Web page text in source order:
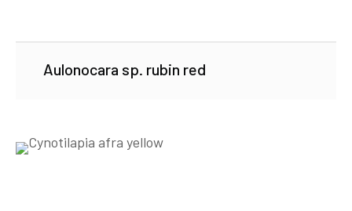
Aulonocara sp. rubin red